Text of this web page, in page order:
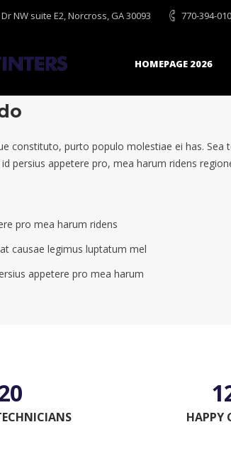
NW suite E2, Norcross, GA 30093 770-394-
HOMEPAGE 2026
constituto, purto populo molestiae ei has. Sea
persius appetere pro, mea harum ridens
pro mea harum ridens
causae legimus luptatum mel
appetere pro mea harum
HAPPY